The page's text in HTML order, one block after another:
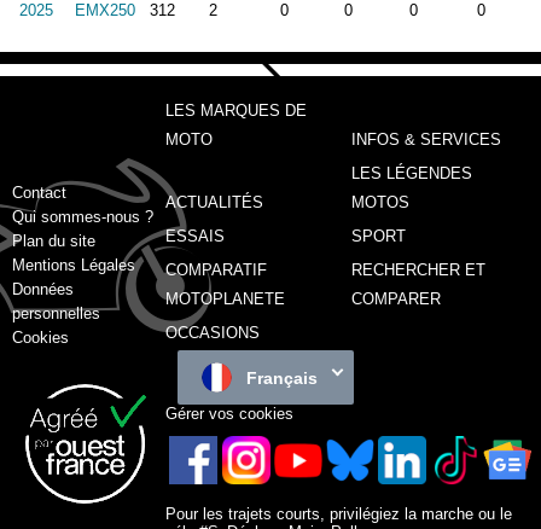
2025
EMX250 312 2 0 0 0 0
Contact
Qui sommes-nous ?
Plan du site
Mentions Légales
Données
personnelles
Cookies
LES MARQUES DE
MOTO
INFOS & SERVICES
ACTUALITÉS
LES LÉGENDES
MOTOS
ESSAIS
SPORT
COMPARATIF
MOTOPLANETE
RECHERCHER ET
COMPARER
OCCASIONS
Français
Gérer vos cookies
Pour les trajets courts, privilégiez la marche ou le